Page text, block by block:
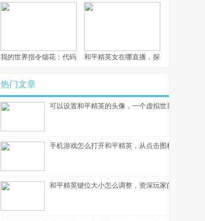
我的世界指令烟花：代码编织的夜空盛宴和平精英女在哪直播，探寻顶尖女玩家
热门文章
可以设置和平精英的头像，一个虚拟世界的自我宣
手机游戏怎么打开和平精英，从点击图标到沉浸战
和平精英键位大小怎么调整，资深玩家的精细操控